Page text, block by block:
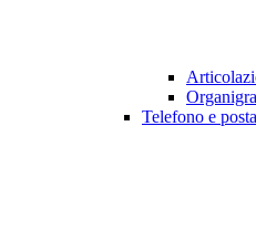
Telefono e